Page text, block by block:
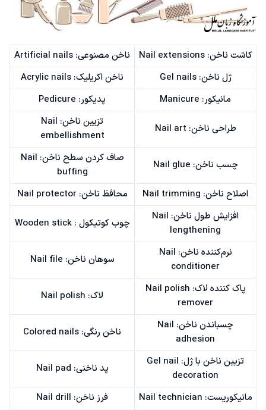
کاشت ناخن: Nail extensions
ناخن مصنوعی: Artificial nails
ژل ناخن: Gel nails
ناخن اکریلیک: Acrylic nails
مانیکور: Manicure
پدیکور: Pedicure
طراحی ناخن: Nail art
تزیین ناخن: Nail
embellishment
چسب ناخن: Nail glue
صاف کردن سطح ناخن: Nail
buffing
اصلاح ناخن: Nail trimming
محافظ ناخن: Nail protector
افزایش طول ناخن: Nail
lengthening
چوب کوتیکول : Wooden stick
نرم‌کننده ناخن: Nail
conditioner
سوهان ناخن: Nail file
پاک کننده لاک: Nail polish
remover
لاک: Nail polish
چسباندن ناخن: Nail
adhesion
ناخن رنگی: Colored nails
تزیین ناخن با ژل: Gel nail
decoration
پد ناخنی: Nail pad
مانیکوریست: Nail technician
فرز ناخن: Nail drill